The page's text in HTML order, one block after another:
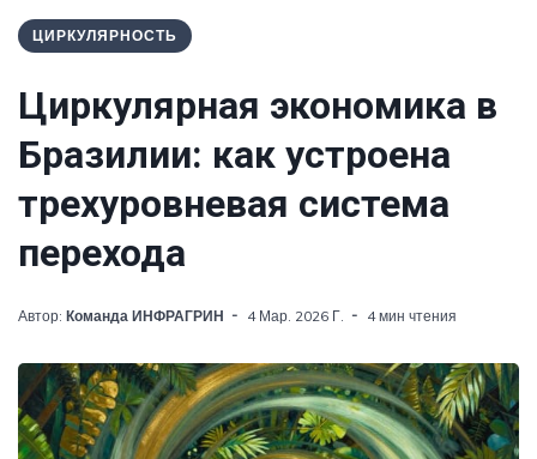
ЦИРКУЛЯРНОСТЬ
Циркулярная экономика в
Бразилии: как устроена
трехуровневая система
перехода
Автор: Команда ИНФРАГРИН 4 Мар. 2026 Г. 4 мин чтения